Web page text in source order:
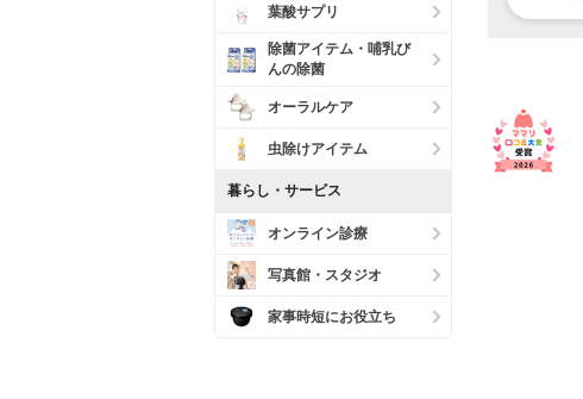
葉酸サプリ
除菌アイテム・哺乳び
んの除菌
オーラルケア
虫除けアイテム
暮らし・サービス
オンライン診療
写真館・スタジオ
家事時短にお役立ち